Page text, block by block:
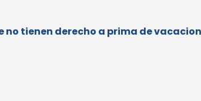
no tienen derecho a prima de